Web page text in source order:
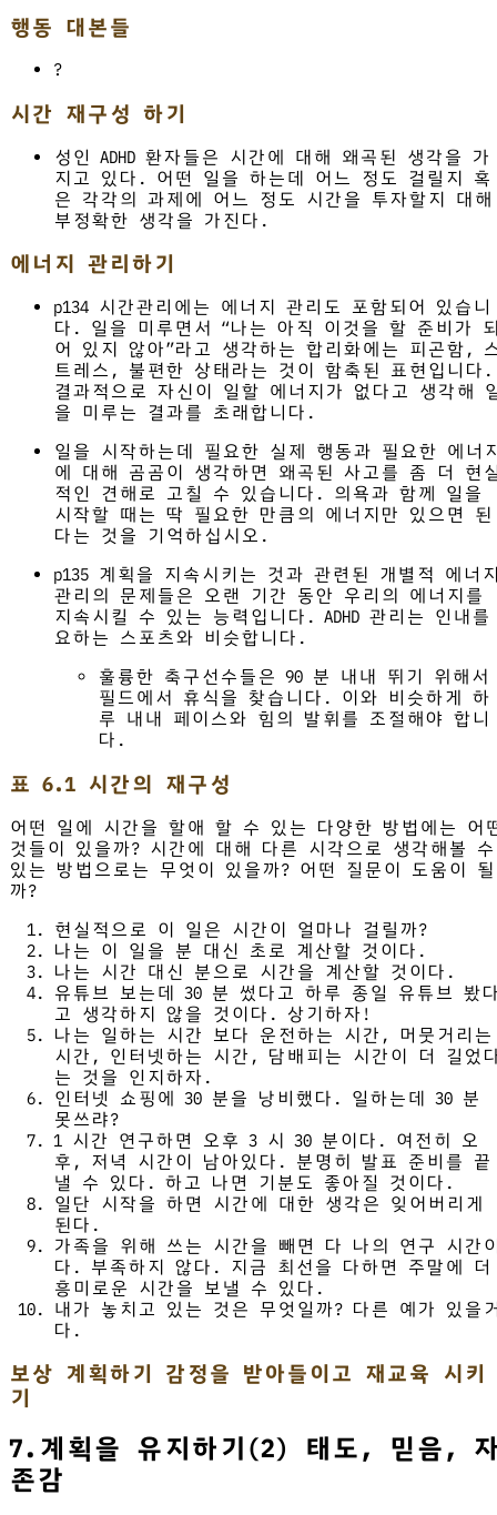
행동 대본들
?
시간 재구성 하기
성인 ADHD 환자들은 시간에 대해 왜곡된 생각을 가
지고 있다. 어떤 일을 하는데 어느 정도 걸릴지 혹
은 각각의 과제에 어느 정도 시간을 투자할지 대해
부정확한 생각을 가진다.
에너지 관리하기
p134 시간관리에는 에너지 관리도 포함되어 있습니
다. 일을 미루면서 “나는 아직 이것을 할 준비가
어 있지 않아”라고 생각하는 합리화에는 피곤함,
트레스, 불편한 상태라는 것이 함축된 표현입니다.
결과적으로 자신이 일할 에너지가 없다고 생각해
을 미루는 결과를 초래합니다.
일을 시작하는데 필요한 실제 행동과 필요한 에너
에 대해 곰곰이 생각하면 왜곡된 사고를 좀 더 현
적인 견해로 고칠 수 있습니다. 의욕과 함께 일을
시작할 때는 딱 필요한 만큼의 에너지만 있으면 된
다는 것을 기억하십시오.
p135 계획을 지속시키는 것과 관련된 개별적 에너
관리의 문제들은 오랜 기간 동안 우리의 에너지를
지속시킬 수 있는 능력입니다. ADHD 관리는 인내를
요하는 스포츠와 비슷합니다.
훌륭한 축구선수들은 90 분 내내 뛰기 위해서
필드에서 휴식을 찾습니다. 이와 비슷하게 하
루 내내 페이스와 힘의 발휘를 조절해야 합니
다.
표 6.1 시간의 재구성
어떤 일에 시간을 할애 할 수 있는 다양한 방법에는 어
것들이 있을까? 시간에 대해 다른 시각으로 생각해볼 수
있는 방법으로는 무엇이 있을까? 어떤 질문이 도움이 될
까?
현실적으로 이 일은 시간이 얼마나 걸릴까?
나는 이 일을 분 대신 초로 계산할 것이다.
나는 시간 대신 분으로 시간을 계산할 것이다.
유튜브 보는데 30 분 썼다고 하루 종일 유튜브 봤
고 생각하지 않을 것이다. 상기하자!
나는 일하는 시간 보다 운전하는 시간, 머뭇거리는
시간, 인터넷하는 시간, 담배피는 시간이 더 길었
는 것을 인지하자.
인터넷 쇼핑에 30 분을 낭비했다. 일하는데 30 분
못쓰랴?
1 시간 연구하면 오후 3 시 30 분이다. 여전히 오
후, 저녁 시간이 남아있다. 분명히 발표 준비를 끝
낼 수 있다. 하고 나면 기분도 좋아질 것이다.
일단 시작을 하면 시간에 대한 생각은 잊어버리게
된다.
가족을 위해 쓰는 시간을 빼면 다 나의 연구 시간
다. 부족하지 않다. 지금 최선을 다하면 주말에 더
흥미로운 시간을 보낼 수 있다.
내가 놓치고 있는 것은 무엇일까? 다른 예가 있을
다.
보상 계획하기 감정을 받아들이고 재교육 시키
기
7.계획을 유지하기(2) 태도, 믿음,
존감